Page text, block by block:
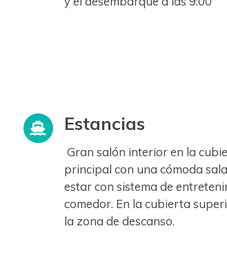
Estancias
Gran salón interior en la
principal con una cómoda
estar con sistema de
comedor. En la cubierta
la zona de descanso.